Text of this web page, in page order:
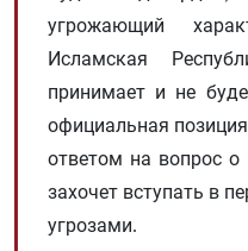
угрожающий
Исламская
принимает и не
официальная
ответом на вопрос
захочет вступать в
угрозами.